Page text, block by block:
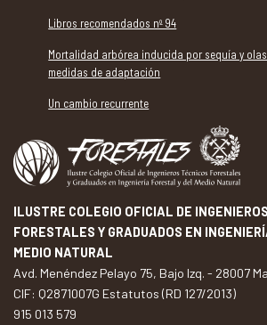
Libros recomendados nº 94
Mortalidad arbórea inducida por sequía y
medidas de adaptación
Un cambio recurrente
ILUSTRE COLEGIO OFICIAL DE
FORESTALES Y GRADUADOS EN
MEDIO NATURAL
Avd. Menéndez Pelayo 75, Bajo Izq. - 28007
CIF: Q2871007G Estatutos (RD 127/2013)
915 013 579